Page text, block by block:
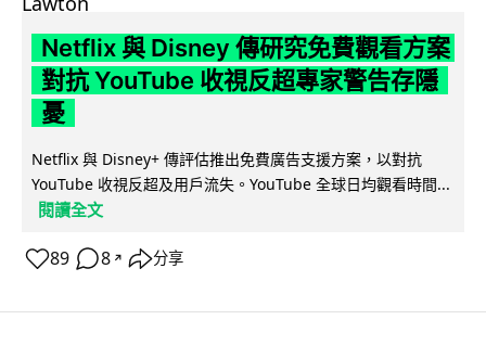
Netflix 與 Disney 傳研究免費觀看方案
對抗 YouTube 收視反超專家警告存隱
憂
Netflix 與 Disney+ 傳評估推出免費廣告支援方案，以對抗
YouTube 收視反超及用戶流失。YouTube 全球日均觀看時間...
閱讀全文
89 8 ↗ 分享